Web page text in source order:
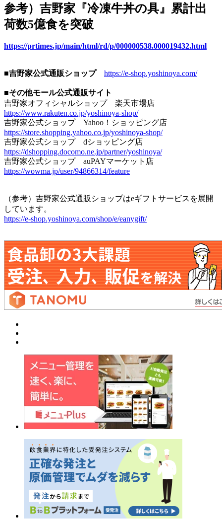
参考）吉野家『冷凍牛丼の具』累計出
荷数5億食を突破
https://prtimes.jp/main/html/rd/p/000000538.000019432.html
■吉野家公式通販ショップ https://e-shop.yoshinoya.com/
■その他モール公式通販サイト
吉野家オフィシャルショップ 楽天市場店
https://www.rakuten.co.jp/yoshinoya-shop/
吉野家公式ショップ Yahoo！ショッピング店
https://store.shopping.yahoo.co.jp/yoshinoya-shop/
吉野家公式ショップ dショッピング店
https://dshopping.docomo.ne.jp/partner/yoshinoya/
吉野家公式ショップ auPAYマーケット店
https://wowma.jp/user/94866314/feature
（参考）吉野家公式通販ショップはeギフトサービスを展開
しています。
https://e-shop.yoshinoya.com/shop/e/eanygift/